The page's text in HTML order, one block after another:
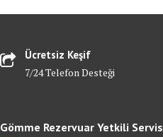
Ücretsiz Keşif
7/24 Telefon Desteği
Gömme Rezervuar Yetkili Servis